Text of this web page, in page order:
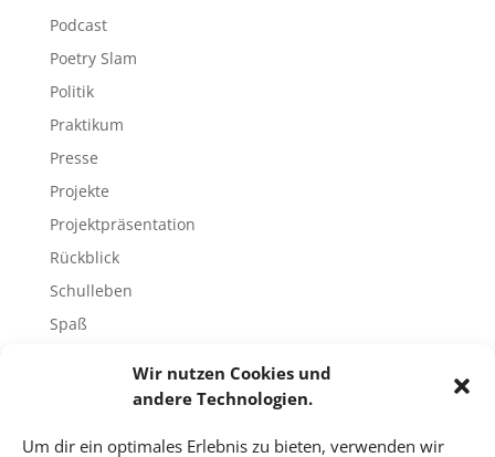
Wir nutzen Cookies und
andere Technologien.
Um dir ein optimales Erlebnis zu bieten, verwenden wir
Podcast
Poetry Slam
Politik
Praktikum
Presse
Projekte
Projektpräsentation
Rückblick
Schulleben
Spaß